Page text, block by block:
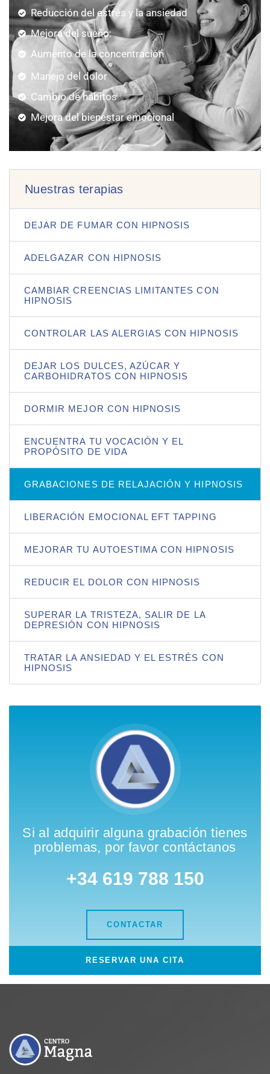
Reducción del estrés y la ansiedad
Mejora del sueño:
Aumento de la concentración
Manejo del dolor
Cambio de hábitos
Mejora del bienestar emocional
Nuestras terapias
DEJAR DE FUMAR CON HIPNOSIS
ADELGAZAR CON HIPNOSIS
CAMBIAR CREENCIAS LIMITANTES CON
HIPNOSIS
CONTROLAR LAS ALERGIAS CON HIPNOSIS
DEJAR LOS DULCES, AZÚCAR Y
CARBOHIDRATOS CON HIPNOSIS
DORMIR MEJOR CON HIPNOSIS
ENCUENTRA TU VOCACIÓN Y EL
PROPÓSITO DE VIDA
GRABACIONES DE RELAJACIÓN Y HIPNOSIS
LIBERACIÓN EMOCIONAL EFT TAPPING
MEJORAR TU AUTOESTIMA CON HIPNOSIS
REDUCIR EL DOLOR CON HIPNOSIS
SUPERAR LA TRISTEZA, SALIR DE LA
DEPRESIÓN CON HIPNOSIS
TRATAR LA ANSIEDAD Y EL ESTRÉS CON
HIPNOSIS
Si al adquirir alguna grabación tienes
problemas, por favor contáctanos
+34 619 788 150
CONTACTAR
RESERVAR UNA CITA